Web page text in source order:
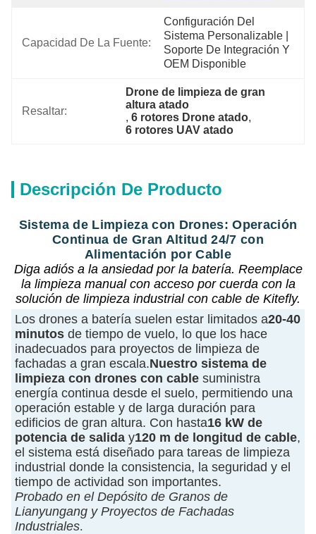
Capacidad De La Fuente:
Configuración Del
Sistema Personalizable |
Soporte De Integración Y
OEM Disponible
Resaltar:
Drone de limpieza de gran
altura atado
, 6 rotores Drone atado,
6 rotores UAV atado
Descripción De Producto
Sistema de Limpieza con Drones: Operación
Continua de Gran Altitud 24/7 con
Alimentación por Cable
Diga adiós a la ansiedad por la batería. Reemplace
la limpieza manual con acceso por cuerda con la
solución de limpieza industrial con cable de Kitefly.
Los drones a batería suelen estar limitados a20-40
minutos de tiempo de vuelo, lo que los hace
inadecuados para proyectos de limpieza de
fachadas a gran escala.Nuestro sistema de
limpieza con drones con cable suministra
energía continua desde el suelo, permitiendo una
operación estable y de larga duración para
edificios de gran altura. Con hasta16 kW de
potencia de salida y120 m de longitud de cable,
el sistema está diseñado para tareas de limpieza
industrial donde la consistencia, la seguridad y el
tiempo de actividad son importantes.
Probado en el Depósito de Granos de
Lianyungang y Proyectos de Fachadas
Industriales.